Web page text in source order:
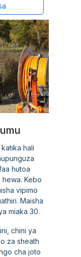
hali
hutoa
hewa. Kebo
vipimo
Maisha
miaka 30.
chini ya
za sheath
cha joto